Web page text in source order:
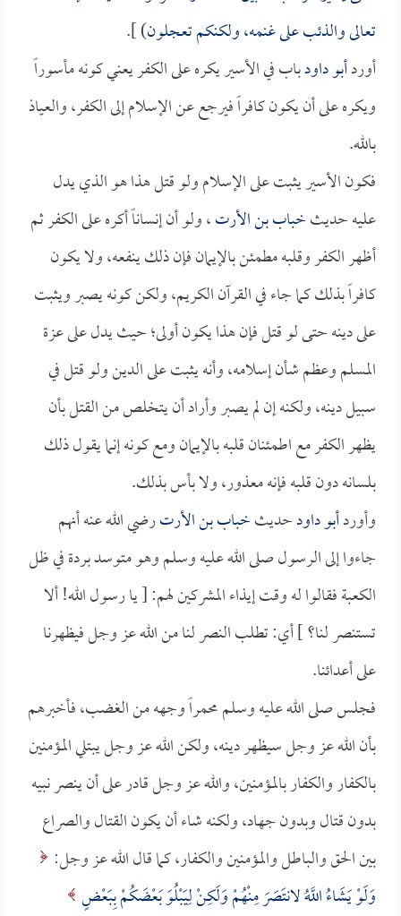
تعالى والذئب على غنمه، ولكنكم تعجلون) ].
أوردأبو داودباب في الأسير يكره على الكفر يعني كونه مأسوراً
ويكره على أن يكون كافراً فيرجع عن الإسلام إلى الكفر، والعياذ
بالله.
فكون الأسير يثبت على الإسلام ولو قتل هذا هو الذي يدل
عليه حديثخباب بن الأرت، ولو أن إنساناً أكره على الكفر ثم
أظهر الكفر وقلبه مطمئن بالإيمان فإن ذلك ينفعه، ولا يكون
كافراً بذلك كما جاء في القرآن الكريم، ولكن كونه يصبر ويثبت
على دينه حتى لو قتل فإن هذا يكون أولى؛ حيث يدل على عزة
المسلم وعظم شأن إسلامه، وأنه يثبت على الدين ولو قتل في
سبيل دينه، ولكنه إن لم يصبر وأراد أن يتخلص من القتل بأن
يظهر الكفر مع اطمئنان قلبه بالإيمان ومع كونه إنما يقول ذلك
بلسانه دون قلبه فإنه معذور، ولا بأس بذلك.
وأوردأبو داودحديثخباب بن الأرترضي الله عنه أنهم
جاءوا إلى الرسول صلى الله عليه وسلم وهو متوسد بردة في ظل
الكعبة فقالوا له وقت إيذاء المشركين لهم: [ يا رسول الله! ألا
تستنصر لنا؟ ] أي: تطلب النصر لنا من الله عز وجل فيظهرنا
على أعدائنا.
فجلس صلى الله عليه وسلم محمراً وجهه من الغضب، فأخبرهم
بأن الله عز وجل سيظهر دينه، ولكن الله عز وجل يبتلي المؤمنين
بالكفار والكفار بالمؤمنين، والله عز وجل قادر على أن ينصر نبيه
بدون قتال وبدون جهاد، ولكنه شاء أن يكون القتال والصراع
بين الحق والباطل والمؤمنين والكفار، كما قال الله عز وجل:
وَلَوْ يَشَاءُ اللَّهُ لانتَصَرَ مِنْهُمْ وَلَكِنْ لِيَبْلُوَ بَعْضَكُمْ بِبَعْضٍ